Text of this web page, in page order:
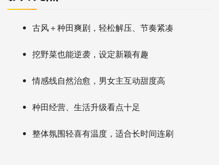
古风＋种田爽剧，轻松解压、节奏紧凑
挖野菜也能逆袭，设定新颖有趣
情感线自然治愈，男女主互动甜度高
种田经营、生活升级看点十足
整体氛围轻喜有温度，适合长时间连刷